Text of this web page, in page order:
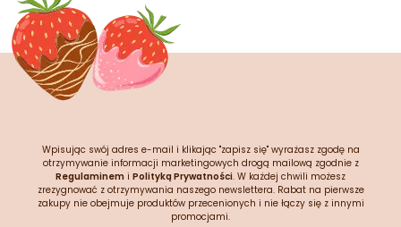
Wpisując swój adres e-mail i klikając "zapisz się" wyrażasz zgodę na
otrzymywanie informacji marketingowych drogą mailową zgodnie z
Regulaminem i Polityką Prywatności. W każdej chwili możesz
zrezygnować z otrzymywania naszego newslettera. Rabat na pierwsze
zakupy nie obejmuje produktów przecenionych i nie łączy się z innymi
promocjami.